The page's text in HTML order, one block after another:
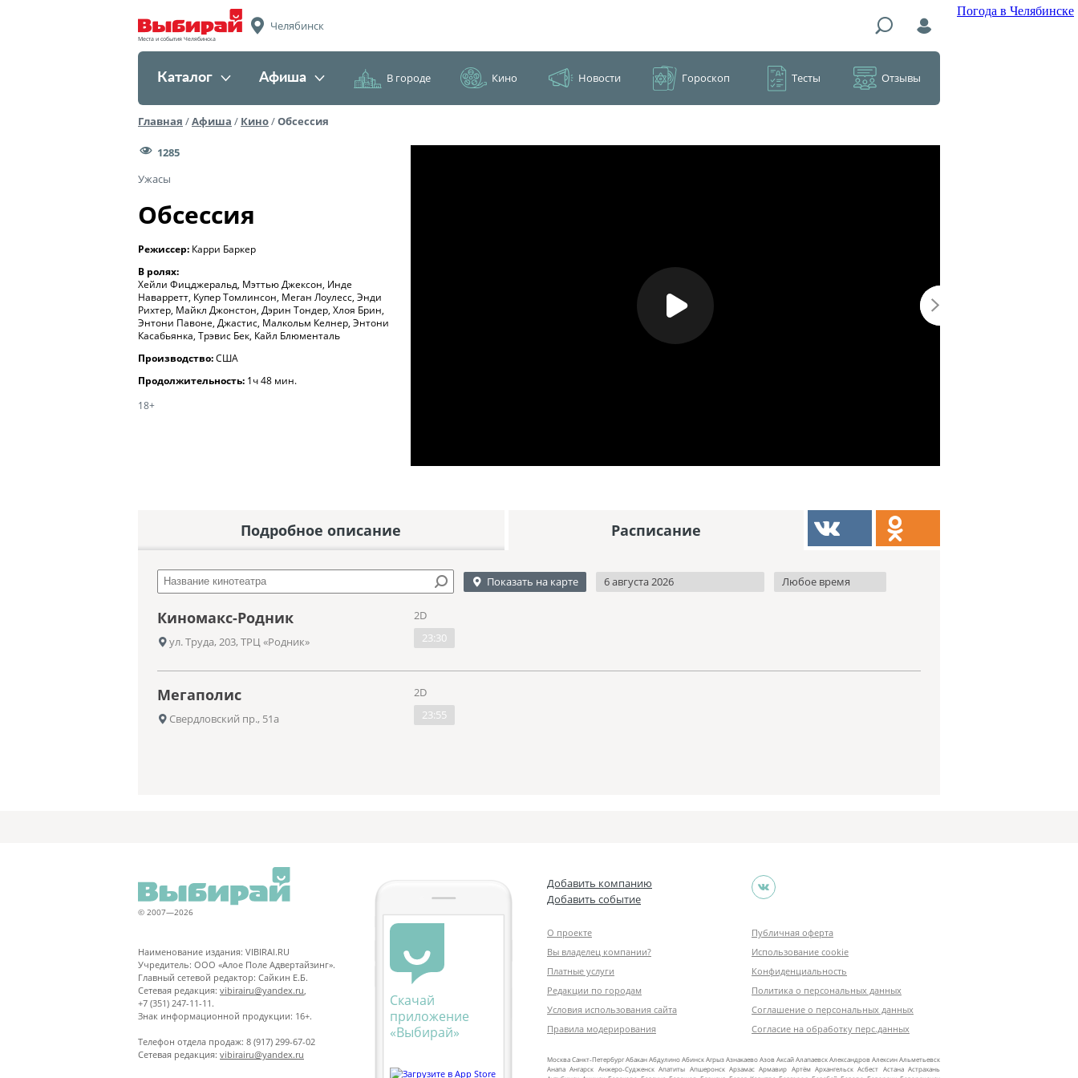
Погода в Челябинске
Места и события Челябинска
Челябинск
Каталог Афиша В городе Кино Новости Гороскоп Тесты Отзывы
Главная /Афиша / Кино/Обсессия
1285
Ужасы
Обсессия
Режиссер: Карри Баркер
В ролях:
Хейли Фицджеральд, Мэттью Джексон, Инде
Наварретт, Купер Томлинсон, Меган Лоулесс, Энди
Рихтер, Майкл Джонстон, Дэрин Тондер, Хлоя Брин,
Энтони Павоне, Джастис, Малкольм Келнер, Энтони
Касабьянка, Трэвис Бек, Кайл Блюменталь
Производство:США
Продолжительность: 1ч 48 мин.
18+
Подробное описание Расписание
Показать на карте 6 августа 2026 Любое время
Киномакс-Родник
ул. Труда, 203, ТРЦ «Родник»
2D
23:30
Мегаполис
Свердловский пр., 51а
2D
23:55
© 2007—2026
Наименование издания: VIBIRAI.RU
Учредитель: ООО «Алое Поле Адвертайзинг».
Главный сетевой редактор: Сайкин Е.Б.
Сетевая редакция: vibirairu@yandex.ru
+7 (351) 247-11-11.
Знак информационной продукции: 16+.
Телефон отдела продаж: 8 (917) 299-67-02
Сетевая редакция: vibirairu@yandex.ru
Скачай
приложение
«Выбирай»
Добавить компанию
Добавить событие
О проекте
Вы владелец компании?
Платные услуги
Редакции по городам
Условия использования сайта
Правила модерирования
Публичная оферта
Использование cookie
Конфиденциальность
Политика о персональных данных
Соглашение о персональных данных
Согласие на обработку перс.данных
МоскваСанкт‑ПетербургАбаканАбдулиноАбинскАгрызАзнакаевоАзовАксайАлапаевскАлександровАлексинАльметьевск
Анапа Ангарск Анжеро‑Судженск Апатиты Апшеронск Арзамас Армавир Артём Архангельск Асбест Астана Астрахань